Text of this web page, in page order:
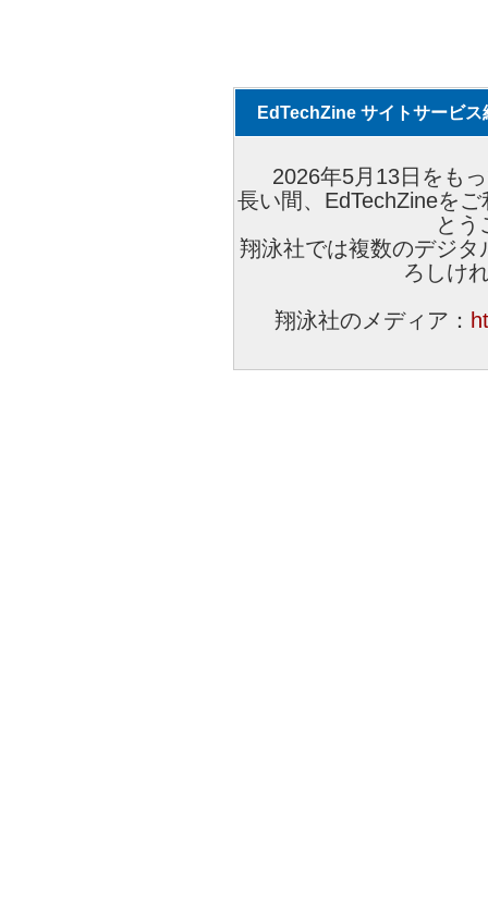
EdTechZine サイトサービス
2026年5月13日をも
長い間、EdTechZineを
とう
翔泳社では複数のデジ
ろしけ
翔泳社のメディア：